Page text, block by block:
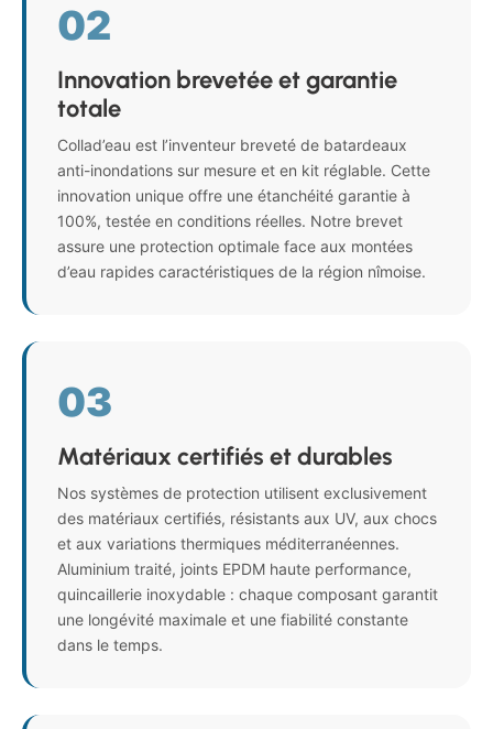
02
Innovation brevetée et garantie
totale
Collad’eau est l’inventeur breveté de batardeaux
anti-inondations sur mesure et en kit réglable. Cette
innovation unique offre une étanchéité garantie à
100%, testée en conditions réelles. Notre brevet
assure une protection optimale face aux montées
d’eau rapides caractéristiques de la région nîmoise.
03
Matériaux certifiés et durables
Nos systèmes de protection utilisent exclusivement
des matériaux certifiés, résistants aux UV, aux chocs
et aux variations thermiques méditerranéennes.
Aluminium traité, joints EPDM haute performance,
quincaillerie inoxydable : chaque composant garantit
une longévité maximale et une fiabilité constante
dans le temps.